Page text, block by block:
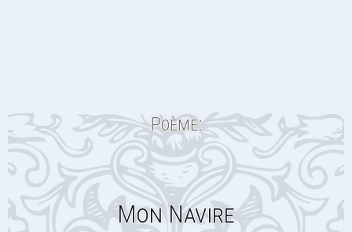
Poème:
Mon Navire